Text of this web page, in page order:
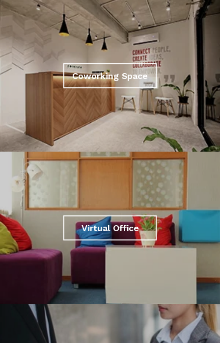
Coworking Space
Virtual Office